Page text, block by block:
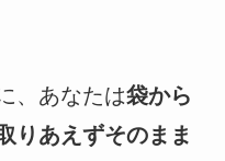
、あなたは袋から
りあえずそのまま